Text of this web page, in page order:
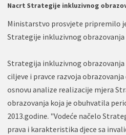
Nacrt Strategije inkluzivnog
Ministarstvo prosvjete pripremilo
Strategije inkluzivnog obrazovanja
Strategija inkluzivnog obrazovanja
ciljeve i pravce razvoja
osnovu analize realizacije mjera
obrazovanja koja je obuhvatila
2013.godine. "Vodeće načelo
prava i karakteristika djece sa